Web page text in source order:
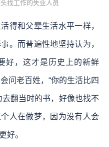
找工作的失业人员
得和父辈生活水平一样，
。而普遍性地坚持认为，
好，这才是历史上的新鲜
问老百姓，“你的生活比四
翻当时的书，好像也找不
人在做梦，因为没有人会
好。